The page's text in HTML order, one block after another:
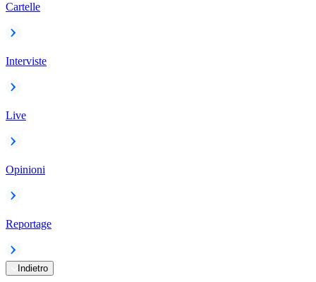
Cartelle
Interviste
Live
Opinioni
Reportage
Indietro